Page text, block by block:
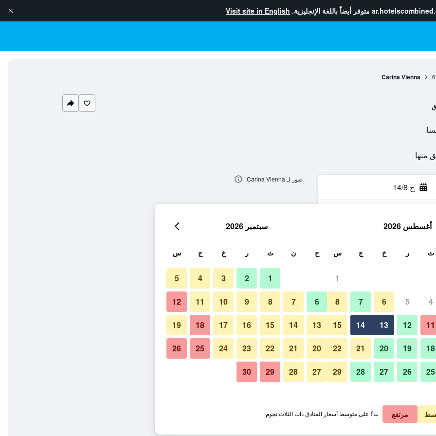
متوفر أيضاً باللغة الإنجليزية. Visit site in English
Carina Vienna
ج 14/8
عرض الأسعار
عرض الأسعار
صور لـ Carina Vienna
أغسطس 2026
ث ر خ ج س
1
4
5
6
7
8
11
12
13
14
15
18
19
20
21
22
25
26
27
28
29
سبتمبر 2026
ح ن ث ر خ ج س
1
2
3
4
5
6
7
8
9
10
11
12
13
14
15
16
17
18
19
20
21
22
23
24
25
26
27
28
29
30
مرتفع بناءً على متوسط أسعار الفنادق ذات الثلاث نجوم.